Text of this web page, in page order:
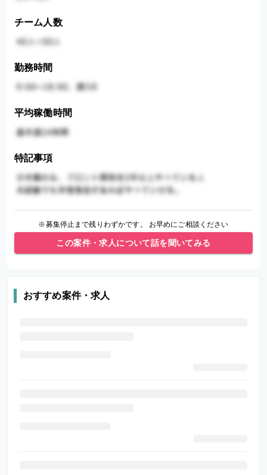
チーム人数
勤務時間
平均稼働時間
特記事項
※募集停止まで残りわずかです。 お早めにご相談ください
この案件・求人について話を聞いてみる
おすすめ案件・求人